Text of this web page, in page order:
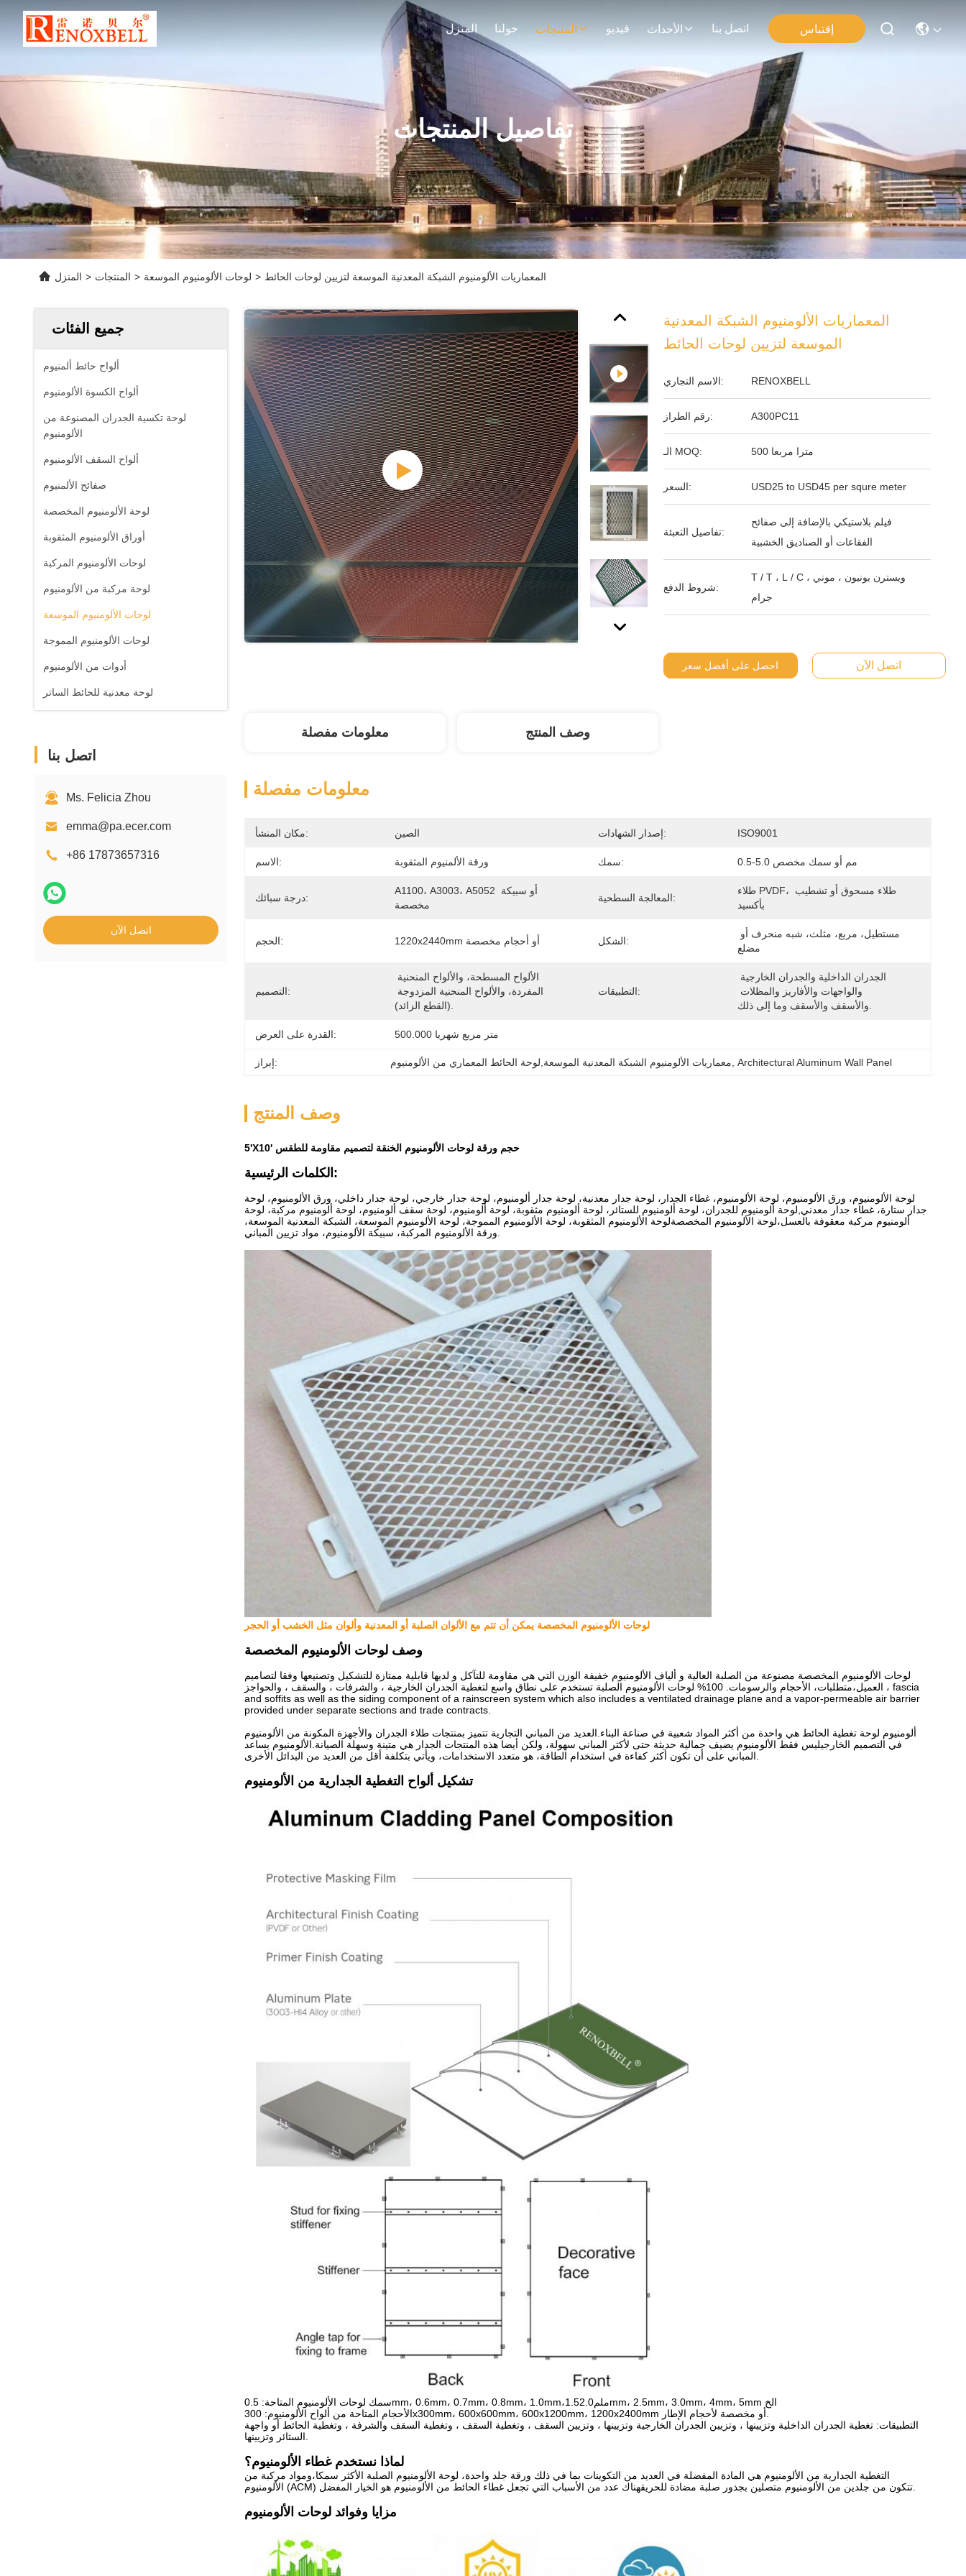
المنزل حولنا المنتجات فيديو الأحداث اتصل بنا إقتباس
تفاصيل المنتجات
المنزل > المنتجات > لوحات الألومنيوم الموسعة > المعماريات الألومنيوم الشبكة المعدنية الموسعة لتزيين لوحات الحائط
جميع الفئات
ألواح حائط ألمنيوم
ألواح الكسوة الألومنيوم
لوحة تكسية الجدران المصنوعة من
الألومنيوم
ألواح السقف الألومنيوم
صفائح الألمنيوم
لوحة الألومنيوم المخصصة
أوراق الألومنيوم المثقوبة
لوحات الألومنيوم المركبة
لوحة مركبة من الألومنيوم
لوحات الألومنيوم الموسعة
لوحات الألومنيوم المموجة
أدوات من الألومنيوم
لوحة معدنية للحائط الساتر
اتصل بنا
Ms. Felicia Zhou
emma@pa.ecer.com
+86 17873657316
اتصل الآن
المعماريات الألومنيوم الشبكة المعدنية
الموسعة لتزيين لوحات الحائط
الاسم التجاري: RENOXBELL
رقم الطراز: A300PC11
الـ MOQ: 500 مترا مربعا
السعر: USD25 to USD45 per squre meter
تفاصيل التعبئة:
فيلم بلاستيكي بالإضافة إلى صفائح
الفقاعات أو الصناديق الخشبية
شروط الدفع:
T / T ، L / C ، ويسترن يونيون ، موني
جرام
احصل على أفضل سعر اتصل الآن
معلومات مفصلة وصف المنتج
معلومات مفصلة
مكان المنشأ: الصين إصدار الشهادات: ISO9001
الاسم: ورقة الألمنيوم المثقوبة سمك: 0.5-5.0 مم أو سمك مخصص
درجة سبائك:
A1100، A3003، A5052 أو سبيكة
مخصصة
المعالجة السطحية:
طلاء PVDF، طلاء مسحوق أو تشطيب
بأكسيد
الحجم: 1220x2440mm أو أحجام مخصصة الشكل:
مضلع
التصميم: التطبيقات:
القدرة على العرض: 500.000 متر مربع شهريا
إبراز: معماريات الألومنيوم الشبكة المعدنية الموسعة,لوحة الحائط المعماري من الألومنيوم , Architectural Aluminum Wall Panel
وصف المنتج
5'X10' حجم ورقة لوحات الألومنيوم الخنقة لتصميم مقاومة للطقس
الكلمات الرئيسية:
لوحة الألومنيوم، ورق الألومنيوم، لوحة الألومنيوم، غطاء الجدار، لوحة جدار معدنية، لوحة جدار ألومنيوم، لوحة جدار خارجي، لوحة جدار داخلي، ورق الألومنيوم، لوحة
جدار ستارة، غطاء جدار معدني,لوحة ألومنيوم للجدران، لوحة ألومنيوم للستائر، لوحة ألومنيوم مثقوبة، لوحة ألومنيوم، لوحة سقف ألومنيوم، لوحة ألومنيوم مركبة، لوحة
ألومنيوم مركبة معقوفة بالعسل،لوحة الألومنيوم المخصصةلوحة الألومنيوم المثقوبة، لوحة الألومنيوم المموجة، لوحة الألومنيوم الموسعة، الشبكة المعدنية الموسعة،
لوحات الألومنيوم المخصصة يمكن أن تتم مع الألوان الصلبة أو المعدنية وألوان مثل الخشب أو الحجر
وصف لوحات الألومنيوم المخصصة
لوحات الألومنيوم المخصصة مصنوعة من الصلبة العالية و ألياف الألومنيوم خفيفة الوزن التي هي مقاومة للتآكل و لديها قابلية ممتازة للتشكيل وتصنيعها وفقا لتصاميم
العميل،متطلبات، الأحجام والرسومات. 100% لوحات الألومنيوم الصلبة تستخدم على نطاق واسع لتغطية الجدران الخارجية ، والشرفات ، والسقف ، والحواجز ، fascia
and soffits as well as the siding component of a rainscreen system which also includes a ventilated drainage plane and a vapor-permeable air barrier
provided under separate sections and trade contracts.
ألومنيوم لوحة تغطية الحائط هي واحدة من أكثر المواد شعبية في صناعة البناء.العديد من المباني التجارية تتميز بمنتجات طلاء الجدران والأجهزة المكونة من الألومنيوم
في التصميم الخارجيليس فقط الألومنيوم يضيف جمالية حديثة حتى لأكثر المباني سهولة، ولكن أيضا هذه المنتجات الجدار هي متينة وسهلة الصيانة.الألومنيوم يساعد
تشكيل ألواح التغطية الجدارية من الألومنيوم
سمك لوحات الألومنيوم المتاحة: 0.5mm، 0.6mm، 0.7mm، 0.8mm، 1.0mm،1.5ملم2.0mm، 2.5mm، 3.0mm، 4mm، 5mm الخ
التطبيقات: تغطية الجدران الداخلية وتزيينها ، وتزيين الجدران الخارجية وتزيينها ، وتزيين السقف ، وتغطية السقف ، وتغطية السقف والشرفة ، وتغطية الحائط أو واجهة
لماذا نستخدم غطاء الألومنيوم؟
التغطية الجدارية من الألومنيوم هي المادة المفضلة في العديد من التكوينات بما في ذلك ورقة جلد واحدة، لوحة الألومنيوم الصلبة الأكثر سمكا،ومواد مركبة من
مزايا وفوائد لوحات الألومنيوم